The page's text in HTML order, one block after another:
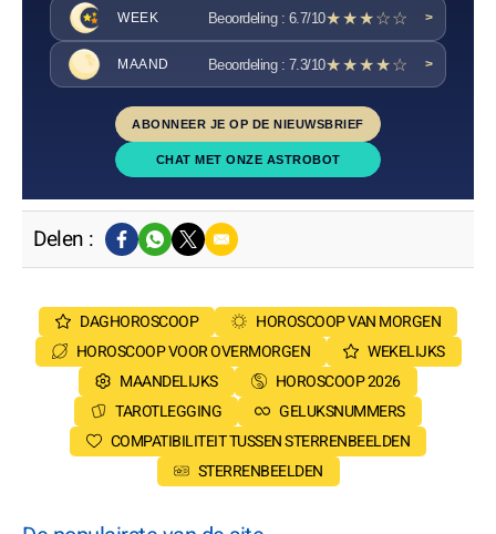
WEEK Beoordeling : 6.7/10★★★☆☆ >
MAAND Beoordeling : 7.3/10★★★★☆ >
ABONNEER JE OP DE NIEUWSBRIEF
CHAT MET ONZE ASTROBOT
Delen :
DAGHOROSCOOP
HOROSCOOP VAN MORGEN
HOROSCOOP VOOR OVERMORGEN
WEKELIJKS
MAANDELIJKS
HOROSCOOP 2026
TAROTLEGGING
GELUKSNUMMERS
COMPATIBILITEIT TUSSEN STERRENBEELDEN
STERRENBEELDEN